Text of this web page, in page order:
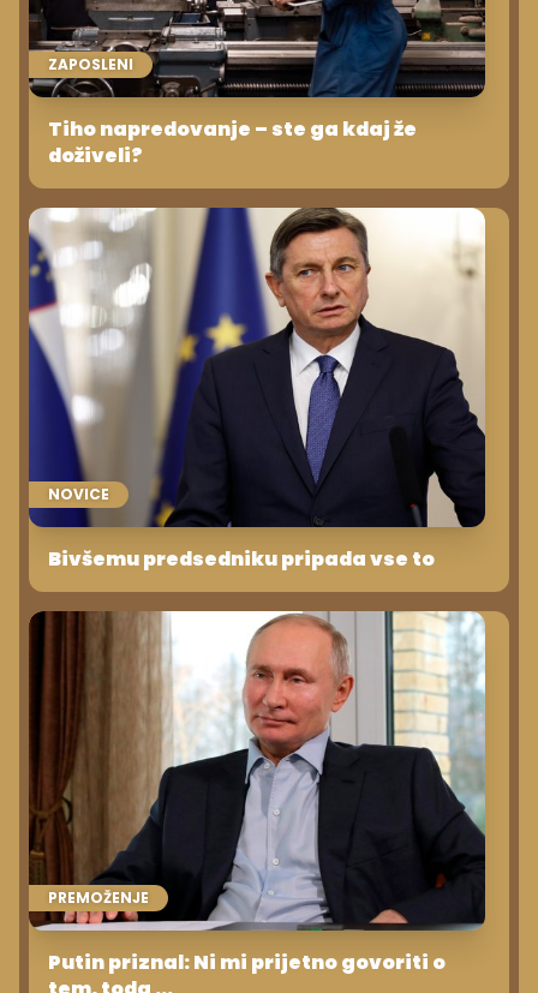
ZAPOSLENI
Tiho napredovanje – ste ga kdaj že
doživeli?
NOVICE
Bivšemu predsedniku pripada vse to
PREMOŽENJE
Putin priznal: Ni mi prijetno govoriti o